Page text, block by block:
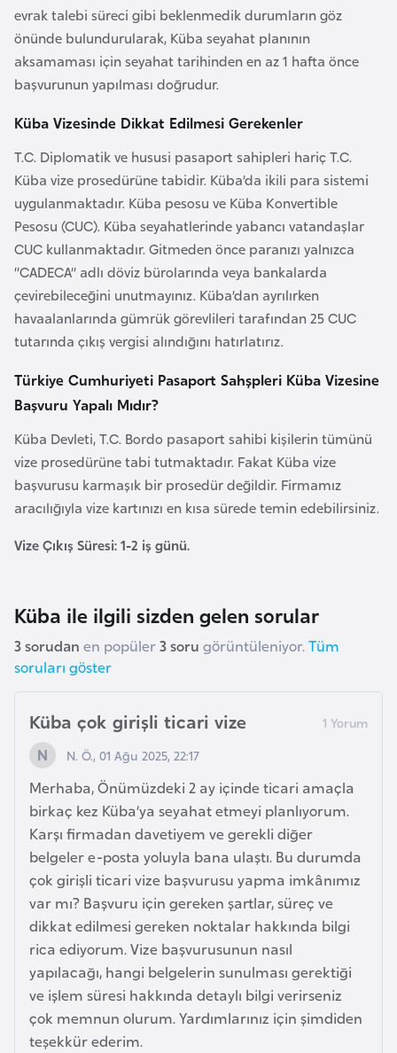
evrak talebi süreci gibi beklenmedik durumların göz
önünde bulundurularak, Küba seyahat planının
aksamaması için seyahat tarihinden en az 1 hafta önce
başvurunun yapılması doğrudur.
Küba Vizesinde Dikkat Edilmesi Gerekenler
T.C. Diplomatik ve hususi pasaport sahipleri hariç T.C.
Küba vize prosedürüne tabidir. Küba’da ikili para sistemi
uygulanmaktadır. Küba pesosu ve Küba Konvertible
Pesosu (CUC). Küba seyahatlerinde yabancı vatandaşlar
CUC kullanmaktadır. Gitmeden önce paranızı yalnızca
“CADECA” adlı döviz bürolarında veya bankalarda
çevirebileceğini unutmayınız. Küba’dan ayrılırken
havaalanlarında gümrük görevlileri tarafından 25 CUC
tutarında çıkış vergisi alındığını hatırlatırız.
Türkiye Cumhuriyeti Pasaport Sahşpleri Küba Vizesine
Başvuru Yapalı Mıdır?
Küba Devleti, T.C. Bordo pasaport sahibi kişilerin tümünü
vize prosedürüne tabi tutmaktadır. Fakat Küba vize
başvurusu karmaşık bir prosedür değildir. Firmamız
aracılığıyla vize kartınızı en kısa sürede temin edebilirsiniz.
Vize Çıkış Süresi: 1-2 iş günü.
Küba ile ilgili sizden gelen sorular
3 sorudan en popüler3 soru görüntüleniyor.Tüm
soruları göster
Küba çok girişli ticari vize
N. Ö., 01 Ağu 2025, 22:17
Merhaba, Önümüzdeki 2 ay içinde ticari amaçla
birkaç kez Küba’ya seyahat etmeyi planlıyorum.
Karşı firmadan davetiyem ve gerekli diğer
belgeler e-posta yoluyla bana ulaştı. Bu durumda
çok girişli ticari vize başvurusu yapma imkânımız
var mı? Başvuru için gereken şartlar, süreç ve
dikkat edilmesi gereken noktalar hakkında bilgi
rica ediyorum. Vize başvurusunun nasıl
yapılacağı, hangi belgelerin sunulması gerektiği
ve işlem süresi hakkında detaylı bilgi verirseniz
çok memnun olurum. Yardımlarınız için şimdiden
teşekkür ederim.
F
a
s
o
Ç
a
d
Ç
e
k
C
u
m
r
i
y
e
t
e
a
y
r
i
b
u
t
i
Ç
i
n
D